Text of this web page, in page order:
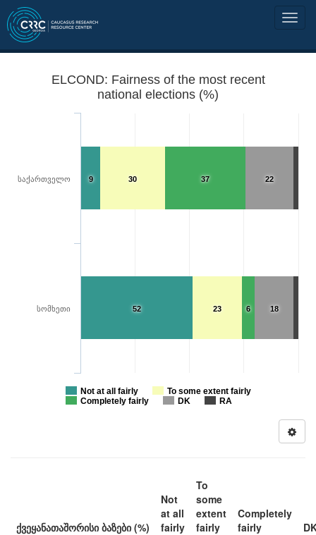
ELCOND: Fairness of the most recent
national elections (%)
22
18
37
6
30
23
9
52
Not at all fairly
To some extent fairly
Completely fairly
DK RA
საქართველო
სომხეთი
ქვეყანათაშორისი ბაზები (%)
Not
at all
fairly
To
some
extent
fairly
Completely
fairly